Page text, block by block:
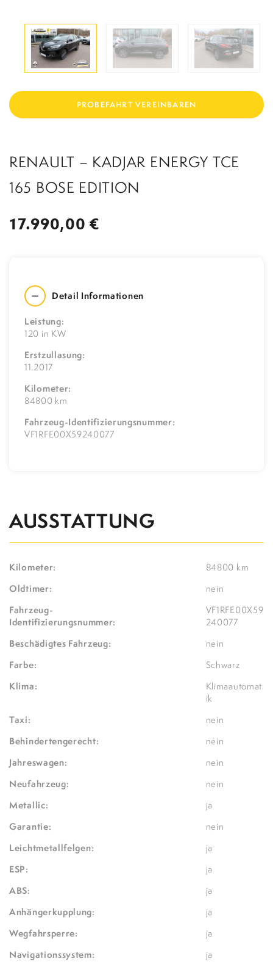
WERKSTATTERSATZFAHRZEUG
STADELPOWER TUNING
TEILE
KONTAKT
PROBEFAHRT VEREINBAREN
RENAULT – KADJAR ENERGY TCE
165 BOSE EDITION
17.990,00 €
Detail Informationen
Leistung:
120 in KW
Erstzullasung:
11.2017
Kilometer:
84800 km
Fahrzeug-Identifizierungsnummer:
VF1RFE00X59240077
AUSSTATTUNG
Kilometer: 84800 km
Oldtimer: nein
Fahrzeug-
Identifizierungsnummer:
VF1RFE00X59
240077
Beschädigtes Fahrzeug: nein
Farbe: Schwarz
Klima:
Klimaautomat
ik
Taxi: nein
Behindertengerecht: nein
Jahreswagen: nein
Neufahrzeug: nein
Metallic: ja
Garantie: nein
Leichtmetallfelgen: ja
ESP: ja
ABS: ja
Anhängerkupplung: ja
Wegfahrsperre: ja
Navigationssystem: ja
BERATUNGSGESPR
ÄCH